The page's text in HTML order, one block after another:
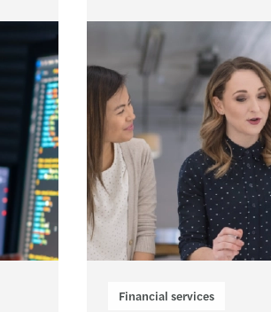
Paris
Financial services